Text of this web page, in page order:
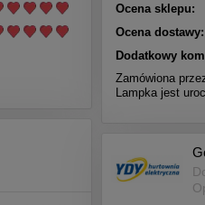
Ocena sklepu:
Ocena dostawy:
Dodatkowy
Zamówiona
Lampka jest